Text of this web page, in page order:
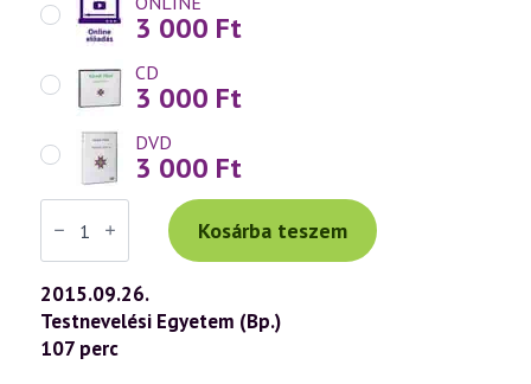
3 000 Ft
CD
3 000 Ft
DVD
3 000 Ft
Váradi
Tibor
előadás
(710)
—
Michael-
impulzus
a
tudati
Kosárba teszem
2015.09.26.
Testnevelési Egyetem (Bp.)
107 perc